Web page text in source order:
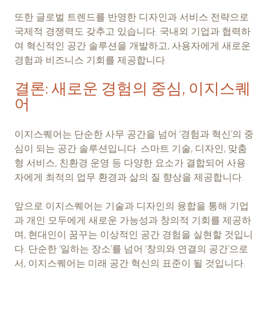
또한 글로벌 트렌드를 반영한 디자인과 서비스 전략으로
국제적 경쟁력도 갖추고 있습니다. 국내외 기업과 협력하
여 혁신적인 공간 솔루션을 개발하고, 사용자에게 새로운
경험과 비즈니스 기회를 제공합니다.
결론: 새로운 경험의 중심, 이지스퀘
어
이지스퀘어는 단순한 사무 공간을 넘어 ‘경험과 혁신’의 중
심이 되는 공간 솔루션입니다. 스마트 기술, 디자인, 맞춤
형 서비스, 친환경 운영 등 다양한 요소가 결합되어 사용
자에게 최적의 업무 환경과 삶의 질 향상을 제공합니다.
앞으로 이지스퀘어는 기술과 디자인의 융합을 통해 기업
과 개인 모두에게 새로운 가능성과 창의적 기회를 제공하
며, 현대인이 꿈꾸는 이상적인 공간 경험을 실현할 것입니
다. 단순한 ‘일하는 장소’를 넘어 ‘창의와 연결의 공간’으로
서, 이지스퀘어는 미래 공간 혁신의 표준이 될 것입니다.